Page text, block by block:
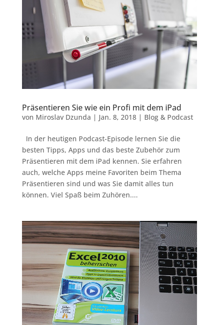
Präsentieren Sie wie ein Profi mit dem iPad
von Miroslav Dzunda | Jan. 8, 2018| Blog & Podcast
In der heutigen Podcast-Episode lernen Sie die
besten Tipps, Apps und das beste Zubehör zum
Präsentieren mit dem iPad kennen. Sie erfahren
auch, welche Apps meine Favoriten beim Thema
Präsentieren sind und was Sie damit alles tun
können. Viel Spaß beim Zuhören....